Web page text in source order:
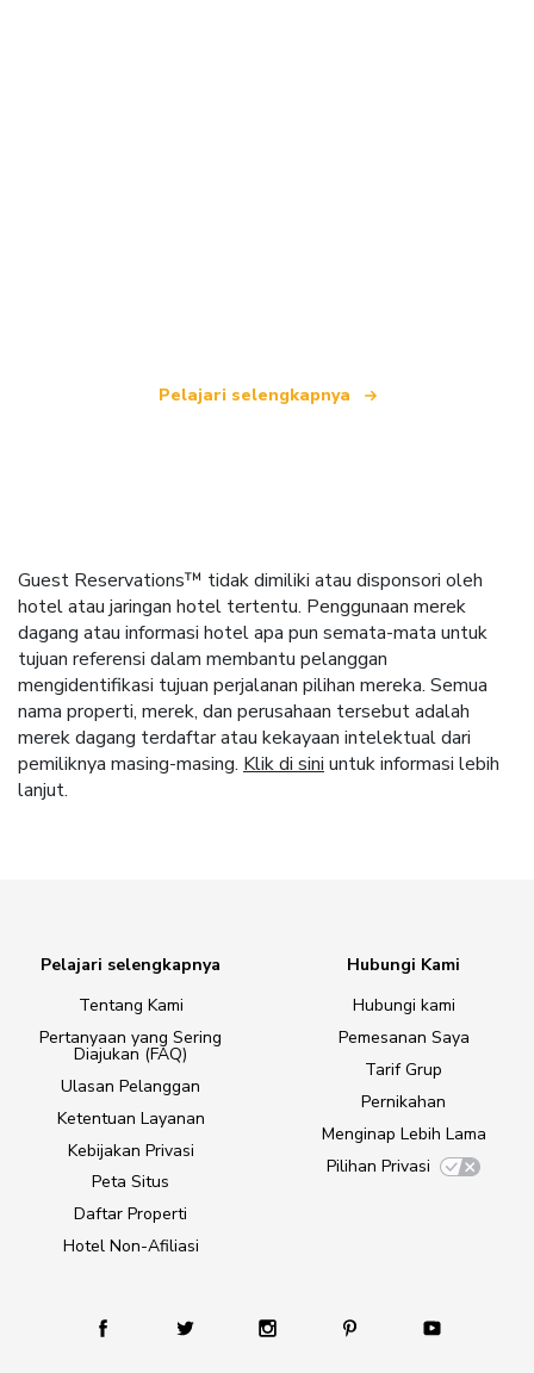
Pelajari selengkapnya
Guest Reservations™ tidak dimiliki atau disponsori oleh
hotel atau jaringan hotel tertentu. Penggunaan merek
dagang atau informasi hotel apa pun semata-mata untuk
tujuan referensi dalam membantu pelanggan
mengidentifikasi tujuan perjalanan pilihan mereka. Semua
nama properti, merek, dan perusahaan tersebut adalah
merek dagang terdaftar atau kekayaan intelektual dari
pemiliknya masing-masing. Klik di sini untuk informasi lebih
lanjut.
Pelajari selengkapnya
Tentang Kami
Pertanyaan yang Sering
Diajukan (FAQ)
Ulasan Pelanggan
Ketentuan Layanan
Kebijakan Privasi
Peta Situs
Daftar Properti
Hotel Non-Afiliasi
Hubungi Kami
Hubungi kami
Pemesanan Saya
Tarif Grup
Pernikahan
Menginap Lebih Lama
Pilihan Privasi